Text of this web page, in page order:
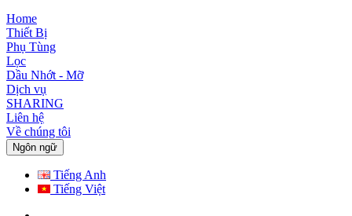
Home
Thiết Bị
Phụ Tùng
Lọc
Dầu Nhớt - Mỡ
Dịch vụ
SHARING
Liên hệ
Về chúng tôi
Ngôn ngữ
Tiếng Anh
Tiếng Việt